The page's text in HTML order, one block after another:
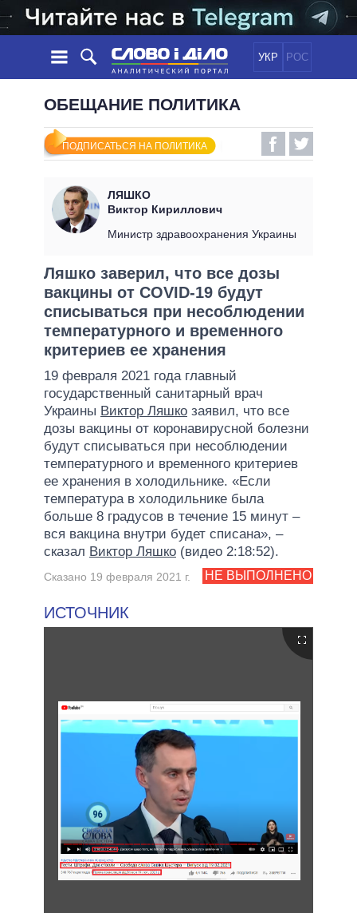
УКР РОС
НОВОСТИ
ЛЕНТА
СОБЫТИЯ
СТАТЬИ
МНЕНИЯ
ОБЗОРЫ
ПОЛИТИКА
ЭКОНОМИКА
МИР
ОБЕЩАНИЯ
ВСЕ ПОЛИТИКИ
ПРЕЗИДЕНТ И ОФИС
КАБИНЕТ МИНИСТРОВ
ГЛАВЫ ОБЛАДМИНИСТРАЦИЙ
ВСЕ ПЕРСОНЫ
ИНФОГРАФИКА
ВИДЕО
ПОДДЕРЖАТЬ
СРАВНЕНИЕ ПОЛИТИКОВ
ОБЕЩАНИЕ ПОЛИТИКА
ПОДПИСАТЬСЯ НА ПОЛИТИКА
ЛЯШКО
Виктор Кириллович
Министр здравоохранения Украины
Ляшко заверил, что все дозы
вакцины от COVID-19 будут
списываться при несоблюдении
температурного и временного
критериев ее хранения
19 февраля 2021 года главный
государственный санитарный врач
Украины Виктор Ляшко заявил, что все
дозы вакцины от коронавирусной болезни
будут списываться при несоблюдении
температурного и временного критериев
ее хранения в холодильнике. «Если
температура в холодильнике была
больше 8 градусов в течение 15 минут –
вся вакцина внутри будет списана», –
сказал Виктор Ляшко (видео 2:18:52).
НЕ ВЫПОЛНЕНО
Сказано 19 февраля 2021 г.
ИСТОЧНИК